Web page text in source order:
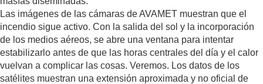
Las imágenes de las cámaras de AVAMET muestran que el
incendio sigue activo. Con la salida del sol y la incorporación
de los medios aéreos, se abre una ventana para intentar
estabilizarlo antes de que las horas centrales del día y el calor
vuelvan a complicar las cosas. Veremos. Los datos de los
satélites muestran una extensión aproximada y no oficial de